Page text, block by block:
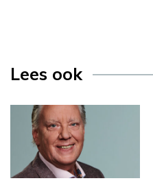
Lees ook